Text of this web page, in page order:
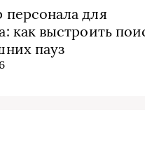
персонала для
как выстроить
пауз